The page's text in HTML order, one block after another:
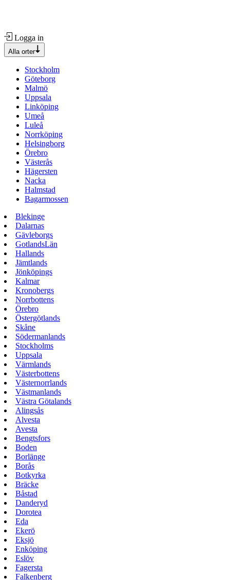
Logga in
Alla orter
Stockholm
Göteborg
Malmö
Uppsala
Linköping
Umeå
Luleå
Norrköping
Helsingborg
Örebro
Västerås
Hägersten
Nacka
Halmstad
Bagarmossen
Blekinge
Dalarnas
Gävleborgs
GotlandsLän
Hallands
Jämtlands
Jönköpings
Kalmar
Kronobergs
Norrbottens
Örebro
Östergötlands
Skåne
Södermanlands
Stockholms
Uppsala
Värmlands
Västerbottens
Västernorrlands
Västmanlands
Västra Götalands
Alingsås
Alvesta
Avesta
Bengtsfors
Boden
Borlänge
Borås
Botkyrka
Bräcke
Båstad
Danderyd
Dorotea
Eda
Ekerö
Eksjö
Enköping
Eslöv
Fagersta
Falkenberg